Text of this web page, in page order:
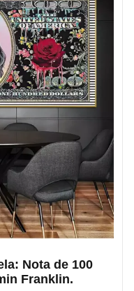
Nota de 100
Franklin.